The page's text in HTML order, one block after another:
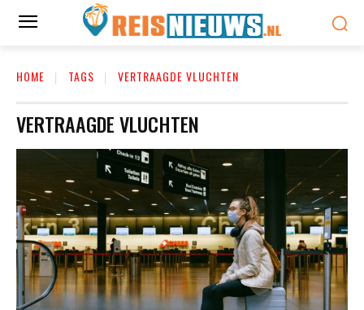
HOME TAGS VERTRAAGDE VLUCHTEN
VERTRAAGDE VLUCHTEN